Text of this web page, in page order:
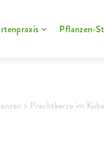
Pflanzen-
> Prachtkerze im